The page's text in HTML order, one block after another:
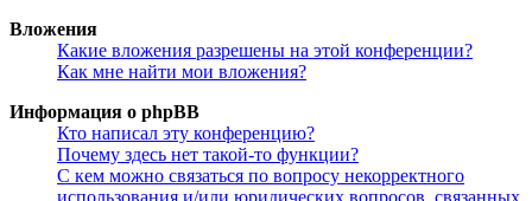
Вложения
Какие вложения разрешены на этой конференции?
Как мне найти мои вложения?
Информация о phpBB
Кто написал эту конференцию?
Почему здесь нет такой-то функции?
С кем можно связаться по вопросу некорректного
использования и/или юридических вопросов, связанных